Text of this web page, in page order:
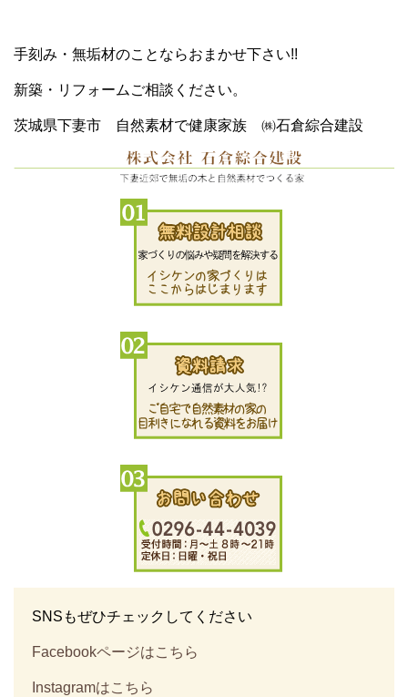
手刻み・無垢材のことならおまかせ下さい!!
新築・リフォームご相談ください。
茨城県下妻市 自然素材で健康家族 ㈱石倉綜合建設
SNSもぜひチェックしてください
Facebookページはこちら
Instagramはこちら